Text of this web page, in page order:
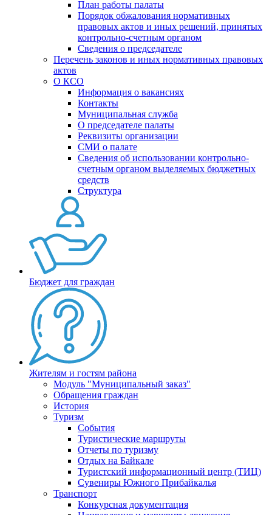
План работы палаты
Порядок обжалования нормативных
правовых актов и иных решений, принятых
контрольно-счетным органом
Сведения о председателе
Перечень законов и иных нормативных правовых
актов
О КСО
Информация о вакансиях
Контакты
Муниципальная служба
О председателе палаты
Реквизиты организации
СМИ о палате
Сведения об использовании контрольно-
счетным органом выделяемых бюджетных
средств
Структура
Бюджет для граждан
Жителям и гостям района
Модуль "Муниципальный заказ"
Обращения граждан
История
Туризм
События
Туристические маршруты
Отчеты по туризму
Отдых на Байкале
Туристский информационный центр (ТИЦ)
Сувениры Южного Прибайкалья
Транспорт
Конкурсная документация